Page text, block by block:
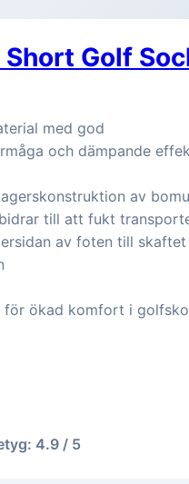
Short Golf
med god
och dämpande
av
till att fukt
av foten till
för ökad komfort i
4.9 / 5